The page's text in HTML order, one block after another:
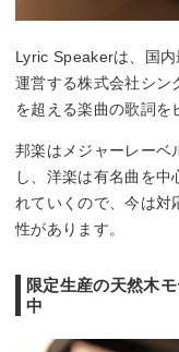
Lyric Speakerは、国
運営する株式会社シン
を超える楽曲の歌詞を
邦楽はメジャーレーベ
し、洋楽は有名曲を中
れていくので、今は対
性があります。
限定生産の天然木
中